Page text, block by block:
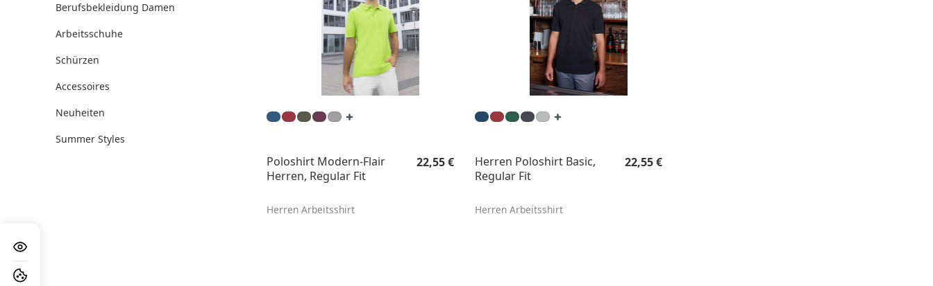
Berufsbekleidung Damen
Arbeitsschuhe
Schürzen
Accessoires
Neuheiten
Summer Styles
Poloshirt Modern-Flair
Herren, Regular Fit
Herren Arbeitsshirt
Regulärer Preis:
22,55 €
Herren Poloshirt Basic,
Regular Fit
Herren Arbeitsshirt
Regulärer Preis:
22,55 €